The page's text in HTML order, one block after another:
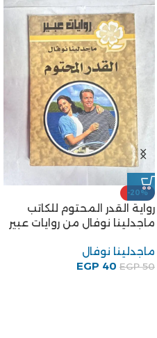
-20%
رواية القدر المحتوم للكاتب
ماجدلينا نوفال من روايات عبير
ماجدلينا نوفال
EGP50
EGP 40